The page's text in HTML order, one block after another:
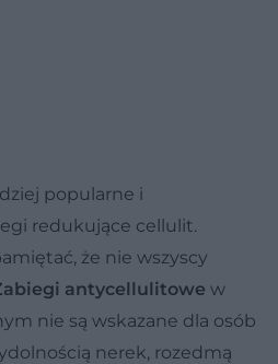
popularne i
redukujące cellulit.
że nie wszyscy
antycellulitowe w
nie są wskazane dla osób
nerek, rozedmą